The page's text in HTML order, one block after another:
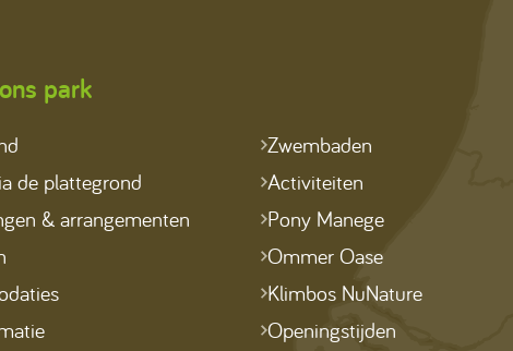
park
de plattegrond
& arrangementen
Zwembaden
Activiteiten
Pony Manege
Ommer Oase
Klimbos NuNature
Openingstijden